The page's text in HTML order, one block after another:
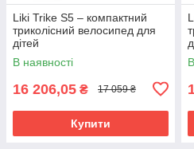
Liki Trike S5 – компактний
триколісний велосипед для
дітей
В наявності
16 206,05 ₴ 17 059 ₴
Купити